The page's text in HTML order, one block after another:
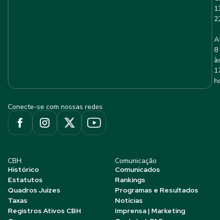
8
Conecte-se com nossas redes
CBH
Histórico
Estatutos
Quadros Juízes
Taxas
Registros Ativos CBH
Comunicação
Comunicados
Rankings
Programas e Resultados
Notícias
Imprensa | Marketing